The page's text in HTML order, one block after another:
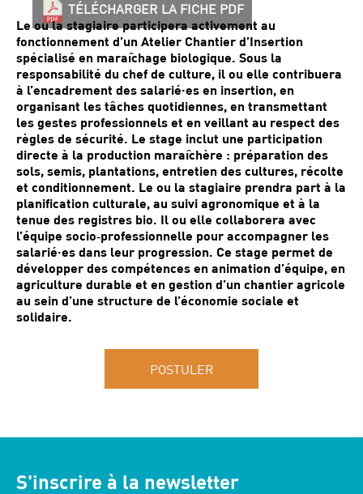
TÉLÉCHARGER LA FICHE PDF
Le ou la stagiaire participera activement au
fonctionnement d’un Atelier Chantier d’Insertion
spécialisé en maraîchage biologique. Sous la
responsabilité du chef de culture, il ou elle contribuera
à l’encadrement des salarié·es en insertion, en
organisant les tâches quotidiennes, en transmettant
les gestes professionnels et en veillant au respect des
règles de sécurité. Le stage inclut une participation
directe à la production maraîchère : préparation des
sols, semis, plantations, entretien des cultures, récolte
et conditionnement. Le ou la stagiaire prendra part à la
planification culturale, au suivi agronomique et à la
tenue des registres bio. Il ou elle collaborera avec
l’équipe socio‑professionnelle pour accompagner les
salarié·es dans leur progression. Ce stage permet de
développer des compétences en animation d’équipe, en
agriculture durable et en gestion d’un chantier agricole
au sein d’une structure de l’économie sociale et
solidaire.
POSTULER
S'inscrire à la newsletter